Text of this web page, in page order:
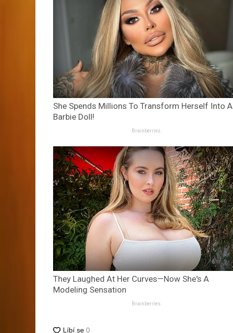
She Spends Millions To Transform Herself Into A
Barbie Doll!
Brainberries
They Laughed At Her Curves—Now She's A
Modeling Sensation
Brainberries